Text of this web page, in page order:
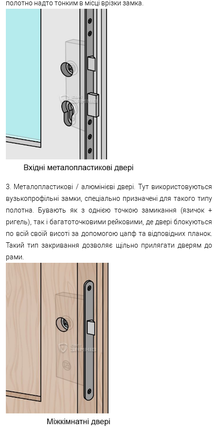
полотно надто тонким в місці врізки замка.
3. Металопластикові / алюмінієві двері. Тут використовуються
вузькопрофільні замки, спеціально призначені для такого типу
полотна. Бувають як з однією точкою замикання (язичок +
ригель), так і багатоточковими рейковими, де двері блокуються
по всій своїй висоті за допомогою цапф та відповідних планок.
Такий тип закривання дозволяє щільно прилягати дверям до
рами.